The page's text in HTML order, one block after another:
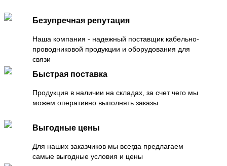
Безупречная репутация
Наша компания - надежный поставщик кабельно-
проводниковой продукции и оборудования для
связи
Быстрая поставка
Продукция в наличии на складах, за счет чего мы
можем оперативно выполнять заказы
Выгодные цены
Для наших заказчиков мы всегда предлагаем
самые выгодные условия и цены